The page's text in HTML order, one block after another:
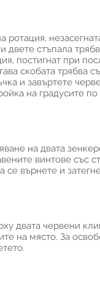
двете стъпала
постигнат при
скобата трябва
и завъртете
на градусите по
на двата
винтове със
се върнете и
двата червени
на място. За